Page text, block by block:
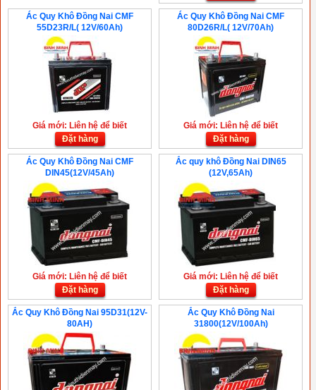
Ác Quy Khô Đồng Nai CMF
55D23R/L( 12V/60Ah)
Giá mới: Liên hệ để biết
Đặt hàng
Ác Quy Khô Đồng Nai CMF
80D26R/L( 12V/70Ah)
Giá mới: Liên hệ để biết
Đặt hàng
Ác Quy Khô Đồng Nai CMF
DIN45(12V/45Ah)
Giá mới: Liên hệ để biết
Đặt hàng
Ắc quy khô Đồng Nai DIN65
(12V,65Ah)
Giá mới: Liên hệ để biết
Đặt hàng
Ắc Quy Khô Đồng Nai 95D31(12V-
80AH)
Ắc Quy Khô Đồng Nai
31800(12V/100Ah)